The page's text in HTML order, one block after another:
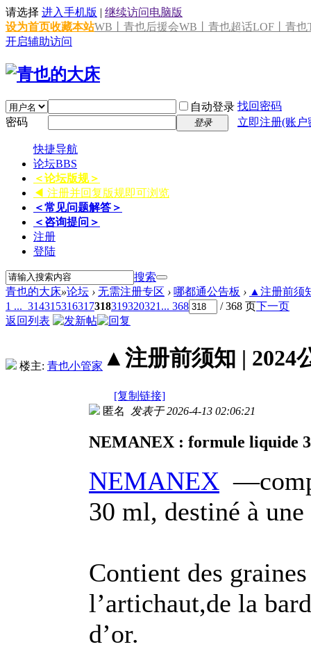
请选择 进入手机版 | 继续访问电脑版
设为首页收藏本站WB丨青也后援会WB丨青也超话LOF丨青也
开启辅助访问
自动登录 找回密码
密码
登录 立即注册(账
快捷导航
论坛BBS
＜论坛版规＞
◀ 注册并回复版规即可浏览
＜常见问题解答＞
＜咨询提问＞
注册
登陆
搜索
青也的大床»论坛 › 无需注册专区 › 哪都通公告板 › ▲注册前须
1 ... 314315316317318319320321 ... 368 / 368 页下一页
返回列表
楼主: 青也小管家 ▲注册前须知 | 2024
[复制链接]
匿名 发表于 2026-4-13 02:06:21
NEMANEX : formule liquide
NEMANEX
30 ml, destiné à
Contient des
l’artichaut,de la
d’or.